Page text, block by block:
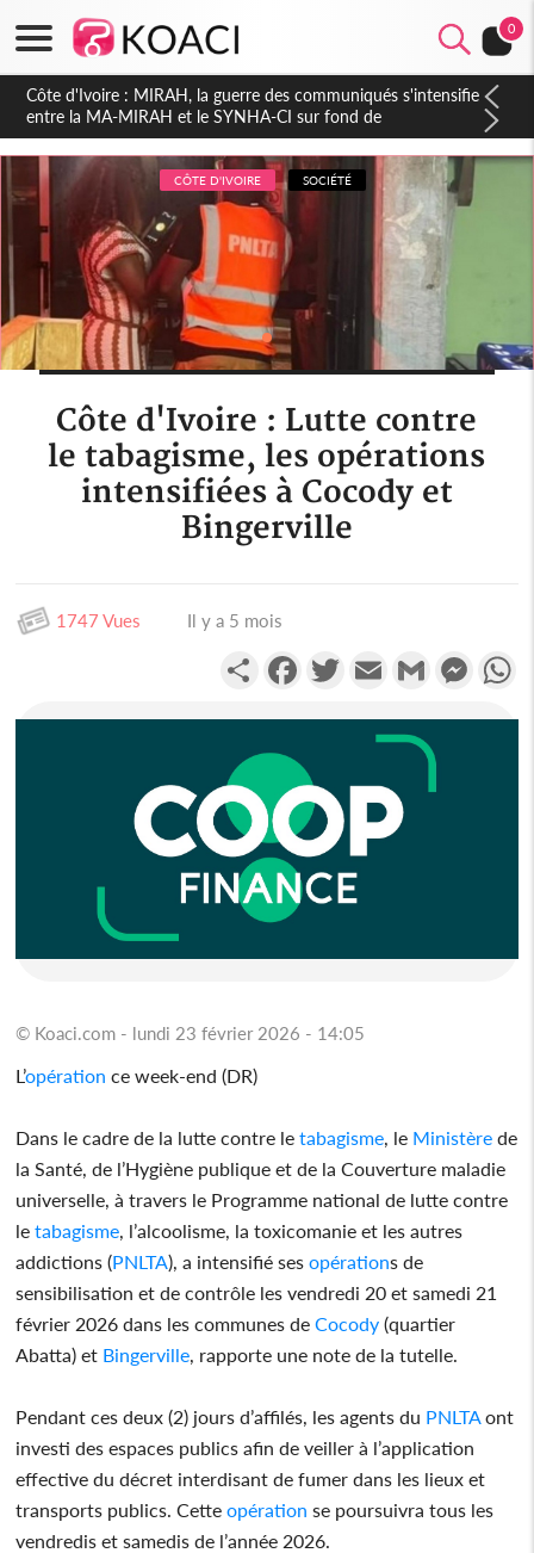
0
Côte d'Ivoire : Indépendance 2026, Thiam plaide pour un
environnement démocratique plus apaisé
CÔTE D'IVOIRE SOCIÉTÉ
Côte d'Ivoire : Lutte contre
le tabagisme, les opérations
intensifiées à Cocody et
Bingerville
1747 Vues Il y a 5 mois
PartagerFacebookTwitterEmail Gmail
© Koaci.com - lundi 23 février 2026 - 14:05
L’opération ce week-end (DR)
Dans le cadre de la lutte contre letabagisme , le Ministère de
la Santé, de l’Hygiène publique et de la Couverture maladie
universelle, à travers le Programme national de lutte contre
letabagisme , l’alcoolisme, la toxicomanie et les autres
addictions (PNLTA), a intensifié sesopérations de
sensibilisation et de contrôle les vendredi 20 et samedi 21
février 2026 dans les communes deCocody (quartier
Abatta) et Bingerville , rapporte une note de la tutelle.
Pendant ces deux (2) jours d’affilés, les agents du PNLTA ont
investi des espaces publics afin de veiller à l’application
effective du décret interdisant de fumer dans les lieux et
transports publics. Cetteopération se poursuivra tous les
vendredis et samedis de l’année 2026.